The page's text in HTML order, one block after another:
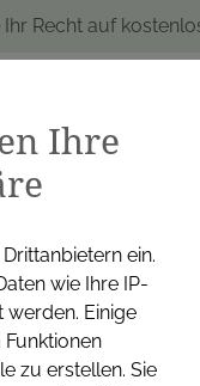
Recht auf
ARZNEIMITTEL
Ihre
ein.
wie Ihre IP-
Einige
zu erstellen. Sie